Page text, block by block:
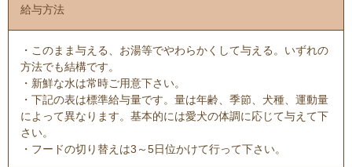
給与方法
・このまま与える、お湯等でやわらかくして与える。いずれの
方法でも結構です。
・新鮮な水は常時ご用意下さい。
・下記の表は標準給与量です。量は年齢、季節、犬種、運動量
によって異なります。基本的には愛犬の体調に応じて与えて下
さい。
・フードの切り替えは3～5日位かけて行って下さい。